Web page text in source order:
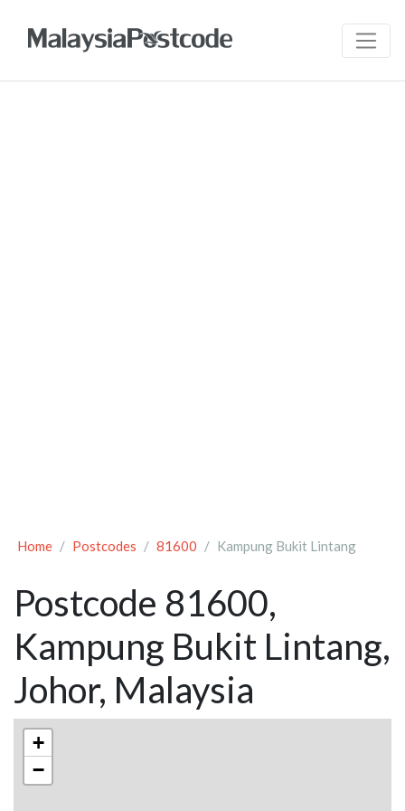
Home Postcodes 81600 Kampung Bukit Lintang
Postcode 81600,
Kampung Bukit Lintang,
Johor, Malaysia
+
−